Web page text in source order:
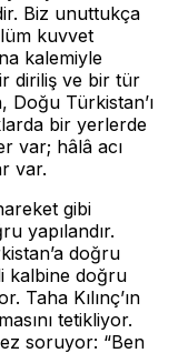
Biz unuttukça
kuvvet
kalemiyle
diriliş ve bir tür
Doğu Türkistan’ı
bir yerlerde
var; hâlâ acı
var.
gibi
yapılandır.
doğru
kalbine doğru
Taha Kılınç’ın
tetikliyor.
soruyor: “Ben